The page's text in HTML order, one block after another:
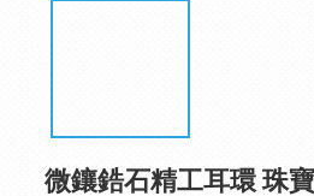
微鑲鋯石精工耳環 珠